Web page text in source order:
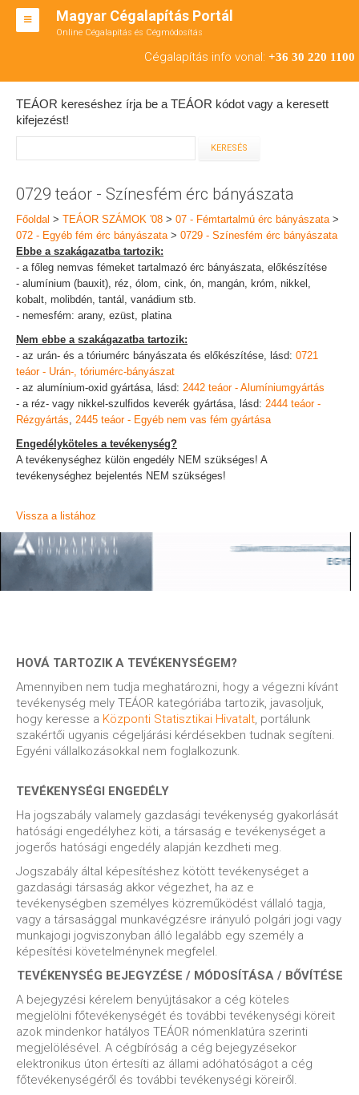
Magyar Cégalapítás Portál
Online Cégalapítás és Cégmódosítás
Cégalapítás info vonal: +36 30 220 1100
BT ALAPÍTÁS
RT ALAPÍTÁS
TEÁOR SZÁMOK '08
ENGEDÉLYKÖTELES
KAPCSOLAT
IRODÁK
TEÁOR kereséshez írja be a TEÁOR kódot vagy a keresett
kifejezést!
0729 teáor - Színesfém érc bányászata
Főoldal > TEÁOR SZÁMOK '08 > 07 - Fémtartalmú érc bányászata>
072 - Egyéb fém érc bányászata> 0729 - Színesfém érc bányászata
Ebbe a szakágazatba tartozik:
- a főleg nemvas fémeket tartalmazó érc bányászata, előkészítése
- alumínium (bauxit), réz, ólom, cink, ón, mangán, króm, nikkel,
kobalt, molibdén, tantál, vanádium stb.
- nemesfém: arany, ezüst, platina
Nem ebbe a szakágazatba tartozik:
- az urán- és a tóriumérc bányászata és előkészítése, lásd: 0721
teáor - Urán-, tóriumérc-bányászat
- az alumínium-oxid gyártása, lásd: 2442 teáor - Alumíniumgyártás
- a réz- vagy nikkel-szulfidos keverék gyártása, lásd: 2444 teáor -
Rézgyártás, 2445 teáor - Egyéb nem vas fém gyártása
Engedélyköteles a tevékenység?
A tevékenységhez külön engedély NEM szükséges! A
tevékenységhez bejelentés NEM szükséges!
Vissza a listához
HOVÁ TARTOZIK A TEVÉKENYSÉGEM?
Amennyiben nem tudja meghatározni, hogy a végezni kívánt
tevékenység mely TEÁOR kategóriába tartozik, javasoljuk,
hogy keresse a Központi Statisztikai Hivatalt , portálunk
szakértői ugyanis cégeljárási kérdésekben tudnak segíteni.
Egyéni vállalkozásokkal nem foglalkozunk.
TEVÉKENYSÉGI ENGEDÉLY
Ha jogszabály valamely gazdasági tevékenység gyakorlását
hatósági engedélyhez köti, a társaság e tevékenységet a
jogerős hatósági engedély alapján kezdheti meg.
Jogszabály által képesítéshez kötött tevékenységet a
gazdasági társaság akkor végezhet, ha az e
tevékenységben személyes közreműködést vállaló tagja,
vagy a társasággal munkavégzésre irányuló polgári jogi vagy
munkajogi jogviszonyban álló legalább egy személy a
képesítési követelménynek megfelel.
TEVÉKENYSÉG BEJEGYZÉSE / MÓDOSÍTÁSA / BŐVÍTÉSE
A bejegyzési kérelem benyújtásakor a cég köteles
megjelölni főtevékenységét és további tevékenységi köreit
azok mindenkor hatályos TEÁOR nómenklatúra szerinti
megjelölésével. A cégbíróság a cég bejegyzésekor
elektronikus úton értesíti az állami adóhatóságot a cég
főtevékenységéről és további tevékenységi köreiről.